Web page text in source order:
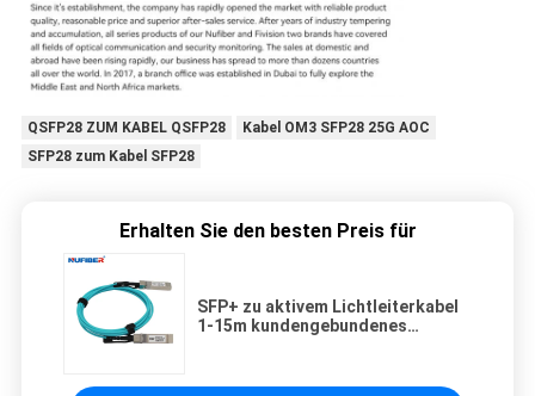
QSFP28 ZUM KABEL QSFP28
Kabel OM3 SFP28 25G AOC
SFP28 zum Kabel SFP28
Erhalten Sie den besten Preis für
SFP+ zu aktivem Lichtleiterkabel
1-15m kundengebundenes